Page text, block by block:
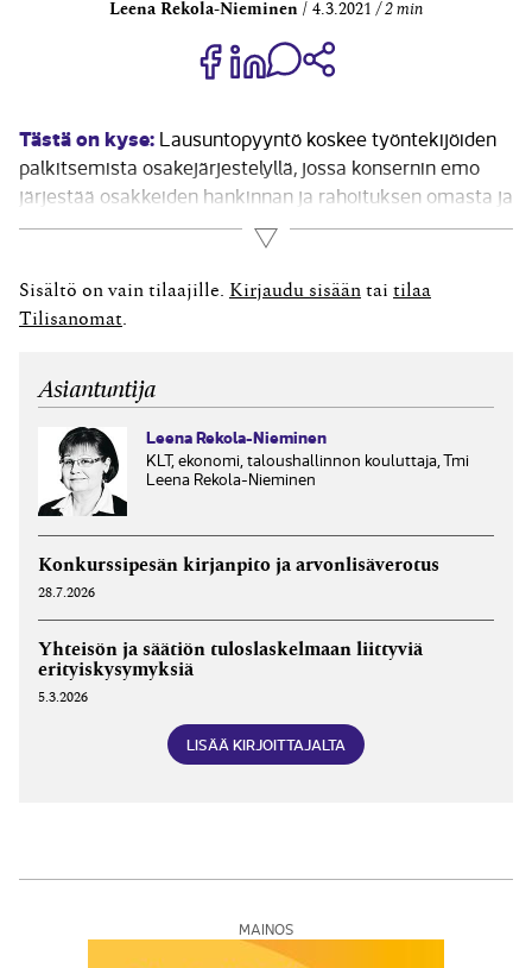
Leena Rekola-Nieminen 4.3.2021 2 min
Jaa Share on Facebook
Jaa Share on LinkedIn
Jaa WhatsApp-viestinä
Tästä on kyse: Lausuntopyyntö koskee työntekijöiden
palkitsemista osakejärjestelyllä, jossa konsernin emo
järjestää osakkeiden hankinnan ja rahoituksen omasta ja
tytäryhtiöidensä puolesta. Varsinaisen osakkeiden
hankinnan hoitaa ulkopuolinen taho, jonka kanssa
emoyhtiöllä on sopimus ja joka luovuttaa osakkeet
suoraan työntekijöille. Siten osakkeet eivät kierrä yhtiön
Lue lisää
Sisältö on vain tilaajille. Kirjaudu sisään tai tilaa
Tilisanomat
Asiantuntija
Leena Rekola-Nieminen
KLT, ekonomi, taloushallinnon kouluttaja, Tmi
Leena Rekola-Nieminen
Konkurssipesän kirjanpito ja arvonlisäverotus
28.7.2026
Yhteisön ja säätiön tuloslaskelmaan liittyviä
erityiskysymyksiä
5.3.2026
LISÄÄ KIRJOITTAJALTA
MAINOS